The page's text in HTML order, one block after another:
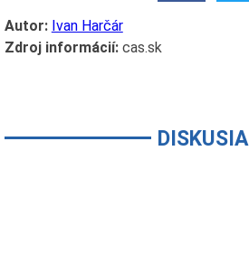
Autor: Ivan Harčár
Zdroj informácií:cas.sk
DISKUSIA